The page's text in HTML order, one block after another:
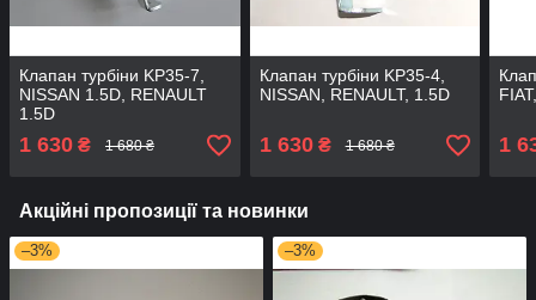
Клапан турбіни KP35-7,
NISSAN 1.5D, RENAULT
1.5D
1 630 ₴ 1 680 ₴
Клапан турбіни KP35-4,
NISSAN, RENAULT, 1.5D
1 630₴ 1 680 ₴ 1
Акційні пропозиції та новинки
–3% –3%